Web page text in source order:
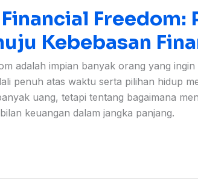
Freedom:
Kebebasan
adalah impian banyak orang yang
penuh atas waktu serta pilihan hidup
uang, tetapi tentang bagaimana
keuangan dalam jangka panjang.